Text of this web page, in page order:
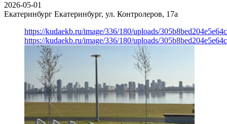
2026-05-01
Екатеринбург Екатеринбург, ул. Контролеров, 17а
https://kudaekb.ru/image/336/180/uploads/
https://kudaekb.ru/image/336/180/uploads/